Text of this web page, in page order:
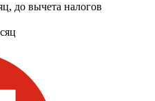
до вычета налогов